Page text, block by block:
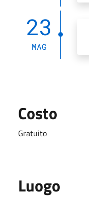
23
MAG
Costo
Gratuito
Luogo